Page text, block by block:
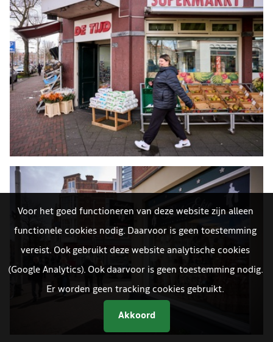
Voor het goed functioneren van deze website zijn alleen
functionele cookies nodig. Daarvoor is geen toestemming
vereist. Ook gebruikt deze website analytische cookies
(Google Analytics). Ook daarvoor is geen toestemming nodig.
Er worden geen tracking cookies gebruikt.
Akkoord